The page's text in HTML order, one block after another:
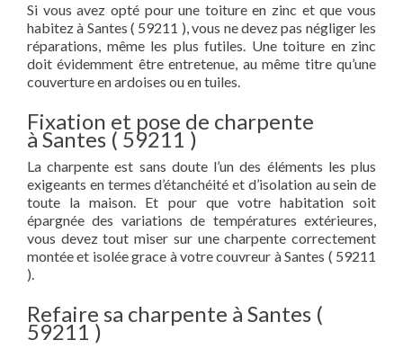
Si vous avez opté pour une toiture en zinc et que vous
habitez à Santes ( 59211 ), vous ne devez pas négliger les
réparations, même les plus futiles. Une toiture en zinc
doit évidemment être entretenue, au même titre qu’une
couverture en ardoises ou en tuiles.
Fixation et pose de charpente
à Santes ( 59211 )
La charpente est sans doute l’un des éléments les plus
exigeants en termes d’étanchéité et d’isolation au sein de
toute la maison. Et pour que votre habitation soit
épargnée des variations de températures extérieures,
vous devez tout miser sur une charpente correctement
montée et isolée grace à votre couvreur à Santes ( 59211
).
Refaire sa charpente à Santes (
59211 )